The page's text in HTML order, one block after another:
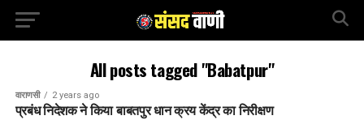
All posts tagged "Babatpur"
वाराणसी 2 years ago
प्रबंध निदेशक ने किया बाबतपुर धान क्रय केंद्र का निरीक्षण